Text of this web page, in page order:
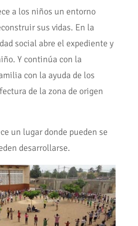
a los niños un entorno
sus vidas. En la
social abre el expediente y
Y continúa con la
con la ayuda de los
de la zona de origen
un lugar donde pueden se
desarrollarse.